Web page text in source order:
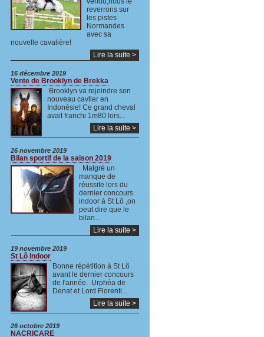
reverrons sur
les pistes
Normandes
avec sa
nouvelle cavalière!
Lire la suite >
16 décembre 2019
Vente de Brooklyn de Brekka
Brooklyn va rejoindre son
nouveau cavlier en
Indonésie! Ce grand cheval
avait franchi 1m80 lors...
Lire la suite >
26 novembre 2019
Bilan sportif de la saison 2019
Malgré un
manque de
réussite lors du
dernier concours
indoor à St Lô ,on
peut dire que le
bilan...
Lire la suite >
19 novembre 2019
St Lô Indoor
Bonne répétition à St Lô
avant le dernier concours
de l'année. Urphéa de
Denat et Lord Florenti...
Lire la suite >
26 octobre 2019
NACRICARE